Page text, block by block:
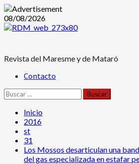
Saltar
al
08/08/2026
Revista del Maresme y de Mataró
Menú Contacto
Buscar:
Inicio
2016
st
31
Los Mossos desarticulan una
del gas especializada en estafar